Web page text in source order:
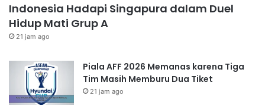
Indonesia Hadapi Singapura dalam Duel
Hidup Mati Grup A
21 jam ago
Piala AFF 2026 Memanas karena Tiga
Tim Masih Memburu Dua Tiket
21 jam ago